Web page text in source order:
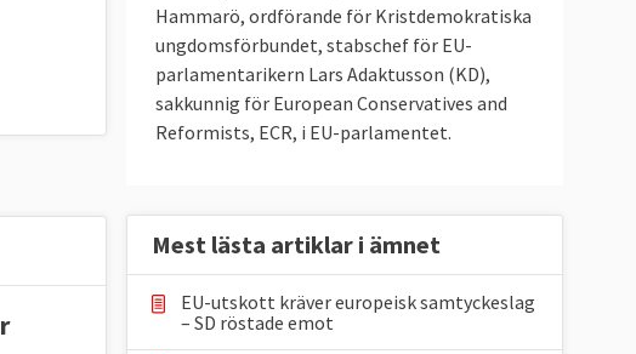
Hammarö, ordförande för Kristdemokratiska
ungdomsförbundet, stabschef för EU-
parlamentarikern Lars Adaktusson (KD),
sakkunnig för European Conservatives and
Reformists, ECR, i EU-parlamentet.
Mest lästa artiklar i ämnet
EU-utskott kräver europeisk samtyckeslag
– SD röstade emot